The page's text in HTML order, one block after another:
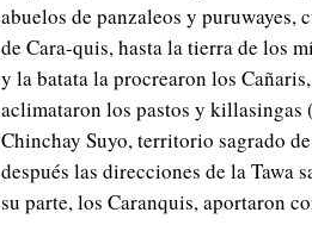
abuelos de panzaleos y puruwayes,
de Cara-quis, hasta la tierra de los
y la batata la procrearon los
aclimataron los pastos y killasingas
Chinchay Suyo, territorio sagrado
después las direcciones de la Tawa
su parte, los Caranquis, aportaron